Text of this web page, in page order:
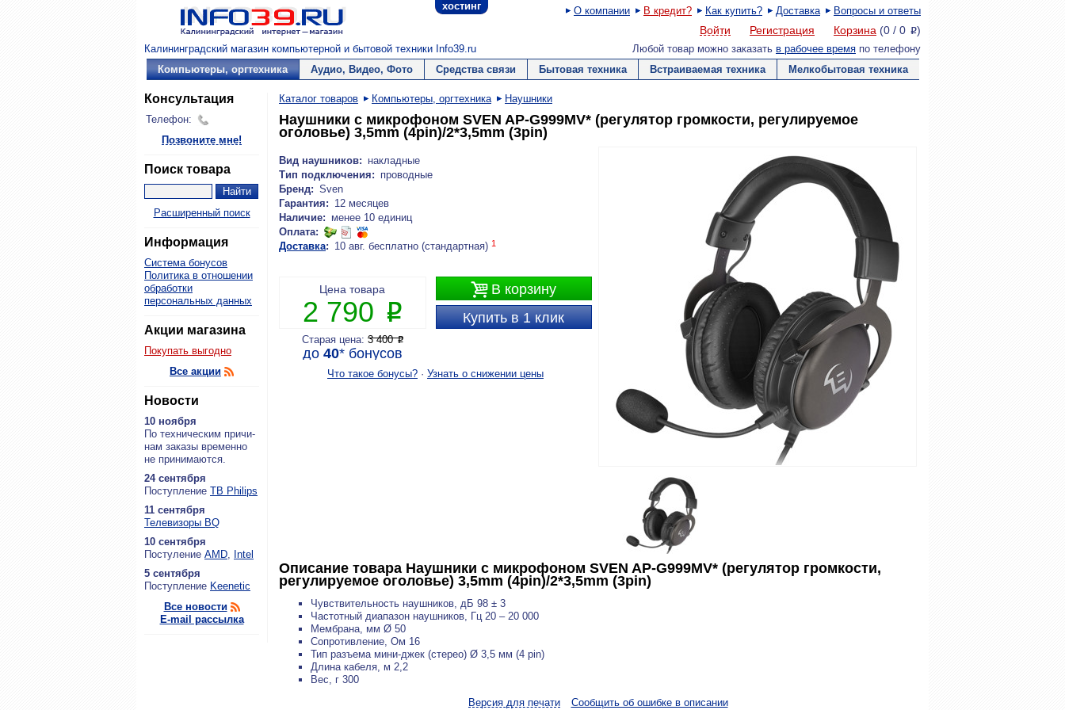
хостинг О компании В кредит? Как купить? Доставка Вопросы и ответы
Войти Регистрация Корзина (0 / 0 P)
Калининградский магазин компьютерной и бытовой техники Info39.ru Любой товар можно заказать в рабочее время по телефону
Компьютеры, оргтехника
Аудио, Видео, Фото Средства связи Бытовая техника Встраиваемая техника Мелкобытовая техника
Консультация
Телефон:
Позвоните мне!
Поиск товара
Расширенный поиск
Информация
Система бонусов
Политика в отношении
обработки
персональных данных
Акции магазина
Покупать выгодно
Все акции
Новости
10 ноября
По тех­ни­че­ским при­чи­
нам за­ка­зы вре­мен­но
не при­ни­ма­ют­ся.
24 сентября
По­ступ­ле­ние ТВ Philips
11 сентября
Теле­ви­зо­ры BQ
10 сентября
По­сту­ле­ние AMD, Intel
5 сентября
По­ступ­ле­ние Keenetic
Все новости
E-mail рассылка
Каталог товаров Компьютеры, оргтехника Наушники
Наушники с микрофоном SVEN AP-G999MV* (регулятор громкости, регулируемое
оголовье) 3,5mm (4pin)/2*3,5mm (3pin)
Вид наушников: накладные
Тип подключения: проводные
Бренд: Sven
Гарантия: 12 месяцев
Наличие: менее 10 единиц
Оплата:
Доставка: 10 авг. бесплатно (стандартная) 1
В корзину
Купить в 1 клик
Цена товара
2 790 P
Старая цена: 3 400P
до 40*бонусов
Что такое бонусы? · Узнать о снижении цены
Описание товара Наушники с микрофоном SVEN AP-G999MV* (регулятор громкости,
регулируемое оголовье) 3,5mm (4pin)/2*3,5mm (3pin)
Чувствительность наушников, дБ 98 ± 3
Частотный диапазон наушников, Гц 20 – 20 000
Мембрана, мм Ø 50
Сопротивление, Ом 16
Тип разъема мини-джек (стерео) Ø 3,5 мм (4 pin)
Длина кабеля, м 2,2
Вес, г 300
Версия для печати
Сообщить об ошибке в описании